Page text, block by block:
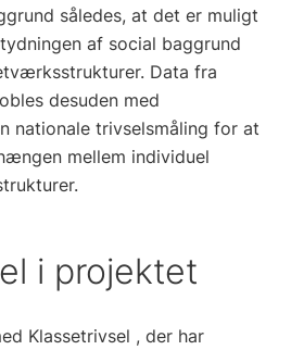
således, at det er muligt
af social baggrund
Data fra
desuden med
nationale trivselsmåling for at
mellem individuel
i projektet
Klassetrivsel , der har